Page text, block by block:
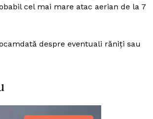
cel mai mare atac aerian de la 7
despre eventuali răniţi sau